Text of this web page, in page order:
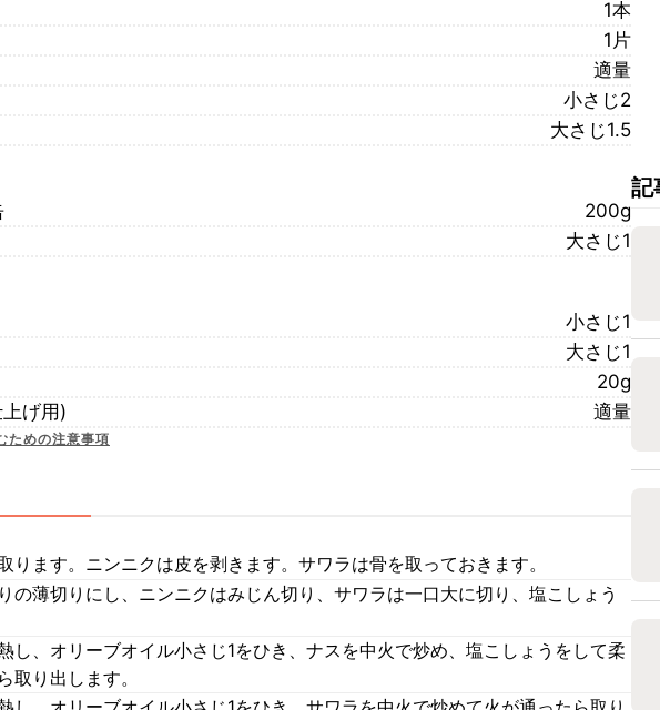
1本
1片
適量
小さじ2
大さじ1.5
200g
大さじ1
小さじ1
大さじ1
20g
げ用)
適量
ための注意事項
ります。ニンニクは皮を剥きます。サワラは骨を取っておきます。
の薄切りにし、ニンニクはみじん切り、サワラは一口大に切り、塩こしょう
し、オリーブオイル小さじ1をひき、ナスを中火で炒め、塩こしょうをして柔
取り出します。
記